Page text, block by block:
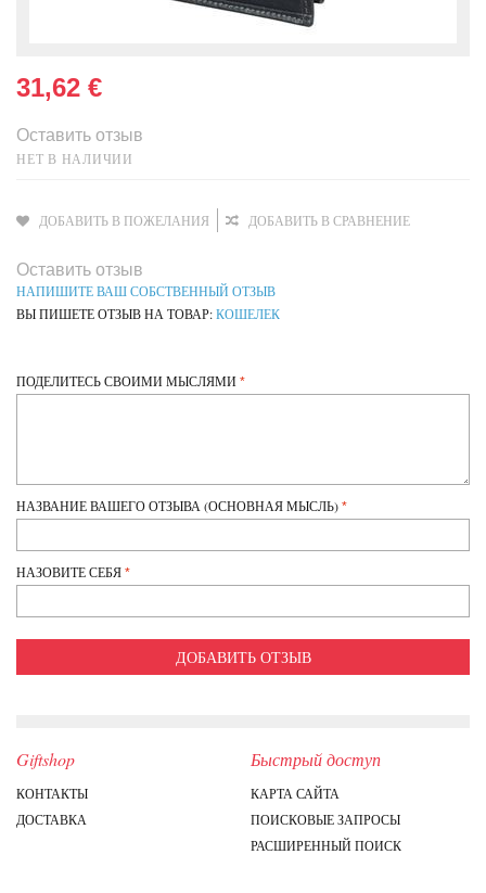
31,62 €
Оставить отзыв
НЕТ В НАЛИЧИИ
ДОБАВИТЬ В ПОЖЕЛАНИЯ ДОБАВИТЬ В СРАВНЕНИЕ
Оставить отзыв
НАПИШИТЕ ВАШ СОБСТВЕННЫЙ ОТЗЫВ
ВЫ ПИШЕТЕ ОТЗЫВ НА ТОВАР:КОШЕЛЕК
ПОДЕЛИТЕСЬ СВОИМИ МЫСЛЯМИ
НАЗВАНИЕ ВАШЕГО ОТЗЫВА (ОСНОВНАЯ МЫСЛЬ)
НАЗОВИТЕ СЕБЯ
ДОБАВИТЬ ОТЗЫВ
Giftshop
КОНТАКТЫ
ДОСТАВКА
Быстрый доступ
КАРТА САЙТА
ПОИСКОВЫЕ ЗАПРОСЫ
РАСШИРЕННЫЙ ПОИСК